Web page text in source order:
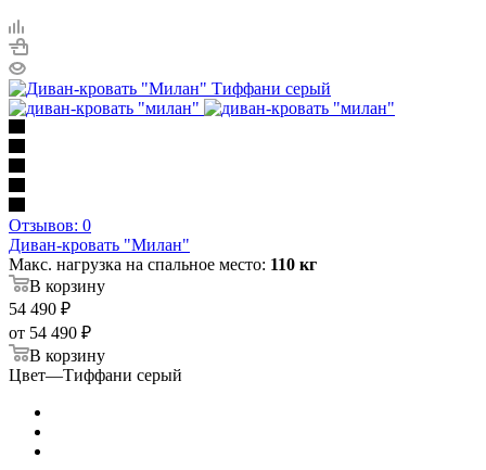
Отзывов: 0
Диван-кровать "Милан"
Макс. нагрузка на спальное место: 110 кг
В корзину
54 490 ₽
от 54 490 ₽
В корзину
Цвет—Тиффани серый